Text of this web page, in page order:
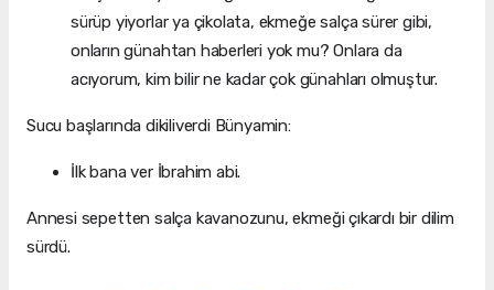
sürüp yiyorlar ya çikolata, ekmeğe salça sürer gibi,
onların günahtan haberleri yok mu? Onlara da
acıyorum, kim bilir ne kadar çok günahları olmuştur.
Sucu başlarında dikiliverdi Bünyamin:
İlk bana ver İbrahim abi.
Annesi sepetten salça kavanozunu, ekmeği çıkardı bir dilim
sürdü.